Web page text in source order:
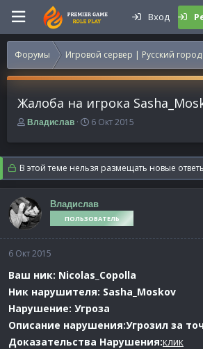
Вход
Форумы Игровой сервер | Русский
Жалоба на игрока
А
т
о
р
т
е
м
ы
Владислав
Д
т
а
н
а
а
л
6 Окт 2015
В этой теме нельзя размещать новые
Владислав
ПОЛЬЗОВАТЕЛЬ
6 Окт 2015
Ваш ник: Nicolas_Copolla
Ник нарушителя: Sasha_Moskov
Нарушение: Угроза
Описание нарушения:Угрозил за
Доказательства Нарушения:клик